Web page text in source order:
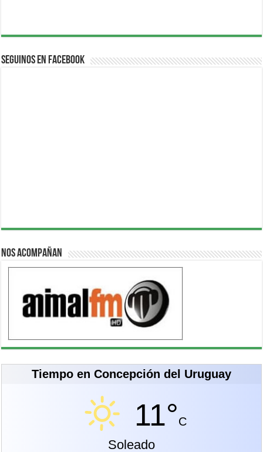
Seguinos en Facebook
Nos acompañan
Tiempo en Concepción del Uruguay
11°C
Soleado